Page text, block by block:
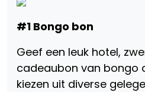
#1 Bongo bon
Geef een leuk hotel,
cadeaubon van bongo
kiezen uit diverse